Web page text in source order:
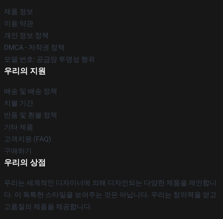
제품 정보
이용 약관
개인 정보 정책
DMCA - 저작권 정책
모델 번호: 공급망 투명성 행위
우리의 지원
배송 및 배송 정책
지불 기간
반품 및 환불 정책
기타 제품
고객지원 (FAQ)
구매하기
우리의 상점
우리는 세계적인 디자이너에 의해 디자인되는 다양한 제품을 제안합니
다. 이 독특한 스타일을 보여주는 것은 아닙니다. 우리는 창의력을 얻고
고품질의 제품을 제공합니다.